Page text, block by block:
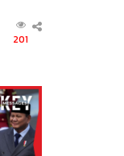
201